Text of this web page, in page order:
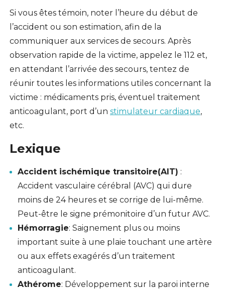
Si vous êtes témoin, noter l’heure du début de
l’accident ou son estimation, afin de la
communiquer aux services de secours. Après
observation rapide de la victime, appelez le 112 et,
en attendant l’arrivée des secours, tentez de
réunir toutes les informations utiles concernant la
victime : médicaments pris, éventuel traitement
anticoagulant, port d’un stimulateur cardiaque,
etc.
Lexique
Accident ischémique transitoire(AIT) :
Accident vasculaire cérébral (AVC) qui dure
moins de 24 heures et se corrige de lui-même.
Peut-être le signe prémonitoire d’un futur AVC.
Hémorragie: Saignement plus ou moins
important suite à une plaie touchant une artère
ou aux effets exagérés d’un traitement
anticoagulant.
Athérome: Développement sur la paroi interne